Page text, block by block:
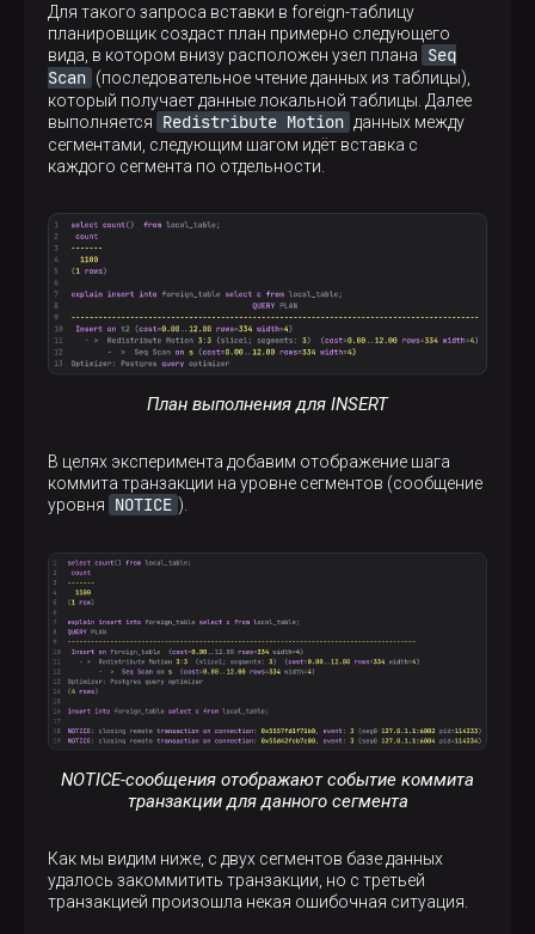
Для такого запроса вставки в foreign-таблицу
планировщик создаст план примерно следующего
вида, в котором внизу расположен узел плана
Seq
Scan (последовательное чтение данных из таблицы),
который получает данные локальной таблицы. Далее
выполняется
Redistribute Motion данных между
сегментами, следующим шагом идёт вставка с
каждого сегмента по отдельности.
План выполнения для INSERT
В целях эксперимента добавим отображение шага
коммита транзакции на уровне сегментов (сообщение
уровня
NOTICE ).
NOTICE-сообщения отображают событие коммита
транзакции для данного сегмента
Как мы видим ниже, с двух сегментов базе данных
удалось закоммитить транзакции, но с третьей
транзакцией произошла некая ошибочная ситуация.